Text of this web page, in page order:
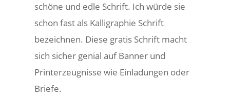
schöne und edle Schrift. Ich würde sie
schon fast als Kalligraphie Schrift
bezeichnen. Diese gratis Schrift macht
sich sicher genial auf Banner und
Printerzeugnisse wie Einladungen oder
Briefe.